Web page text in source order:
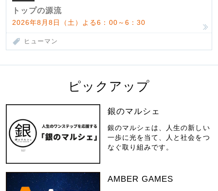
んだ父母
トップの源流
2026年8月8日（土）よる6：00～6：30
ヒューマン
ピックアップ
銀のマルシェ
銀のマルシェは、人生の新しい
一歩に光を当て、人と社会をつ
なぐ取り組みです。
AMBER GAMES